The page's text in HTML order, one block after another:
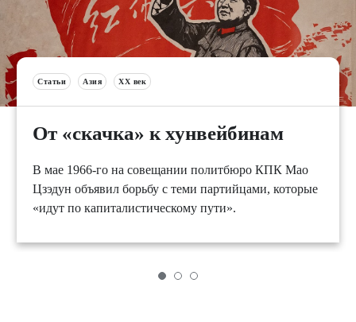
Статьи Азия XX век
От «скачка» к хунвейбинам
В мае 1966-го на совещании политбюро КПК Мао
Цзэдун объявил борьбу с теми партийцами, которые
«идут по капиталистическому пути».